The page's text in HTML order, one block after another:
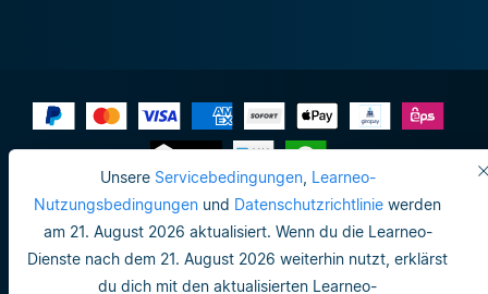
Unsere Servicebedingungen, Learneo-
Nutzungsbedingungen und Datenschutzrichtlinie werden
am 21. August 2026 aktualisiert. Wenn du die Learneo-
Dienste nach dem 21. August 2026 weiterhin nutzt, erklärst
du dich mit den aktualisierten Learneo-
Impressum
Datenschutzrichtlinie
Do not sell or share my personal info